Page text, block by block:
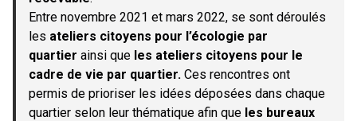
Entre novembre 2021 et mars 2022, se sont déroulés
les ateliers citoyens pour l’écologie par
quartier ainsi que les ateliers citoyens pour le
cadre de vie par quartier. Ces rencontres ont
permis de prioriser les idées déposées dans chaque
quartier selon leur thématique afin que les bureaux